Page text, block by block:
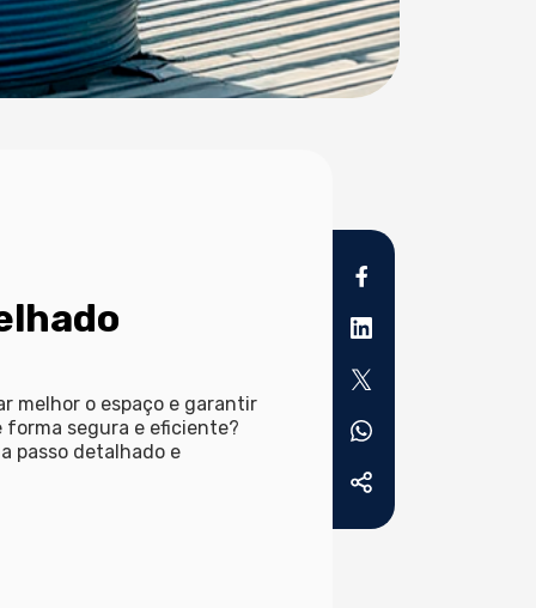
melhor o espaço e garantir
forma segura e eficiente?
passo detalhado e